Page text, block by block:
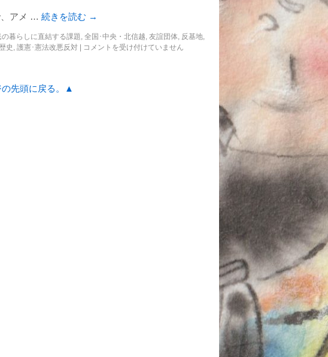
、アメ … 続きを読む →
の暮らしに直結する課題, 全国･中央・北信越, 友誼団体, 反基地,
史 , 護憲･憲法改悪反対 コメントを受け付けていません
先頭に戻る。▲